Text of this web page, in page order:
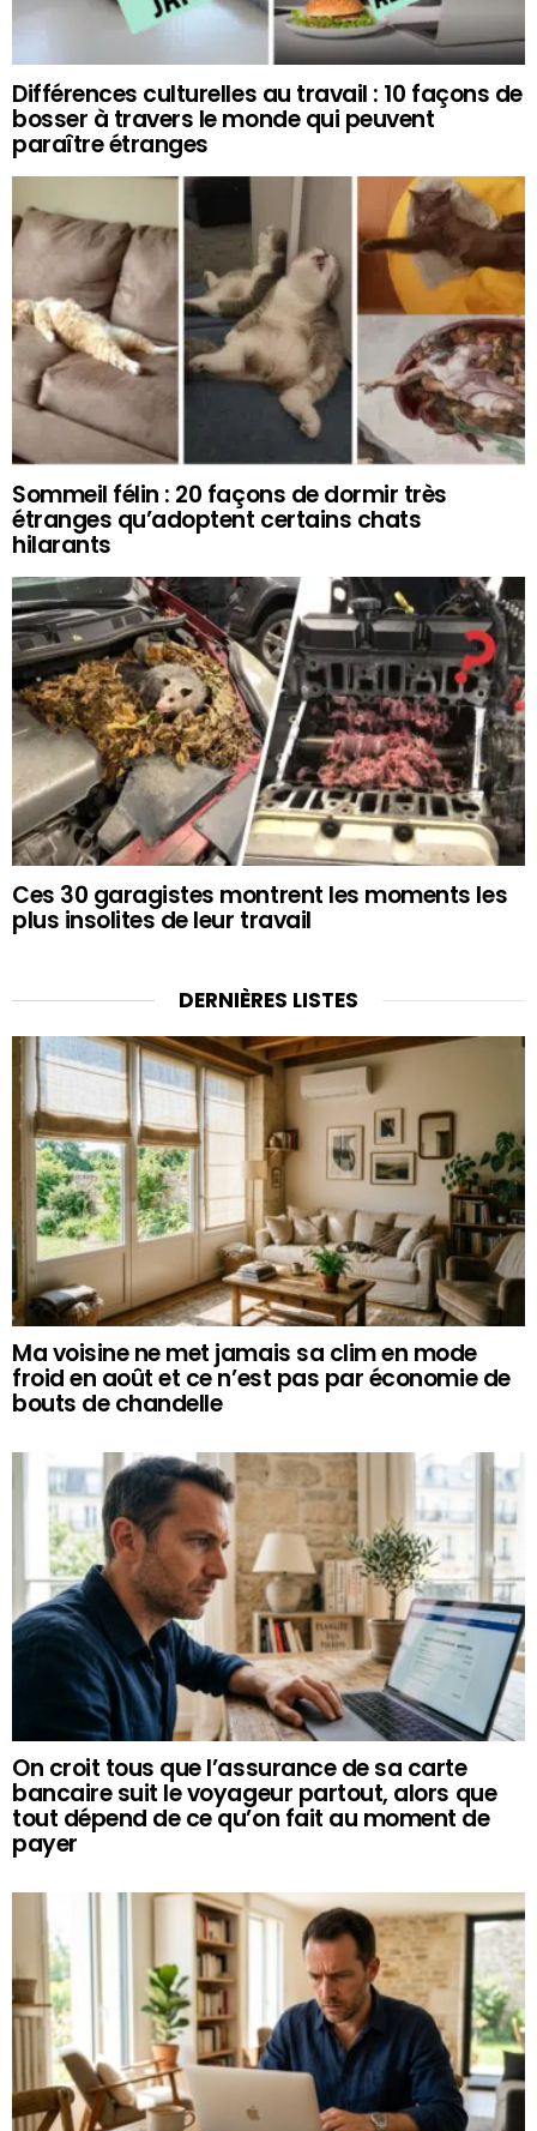
Différences culturelles au travail : 10 façons de
bosser à travers le monde qui peuvent
paraître étranges
Sommeil félin : 20 façons de dormir très
étranges qu’adoptent certains chats
hilarants
Ces 30 garagistes montrent les moments les
plus insolites de leur travail
DERNIÈRES LISTES
Ma voisine ne met jamais sa clim en mode
froid en août et ce n’est pas par économie de
bouts de chandelle
On croit tous que l’assurance de sa carte
bancaire suit le voyageur partout, alors que
tout dépend de ce qu’on fait au moment de
payer